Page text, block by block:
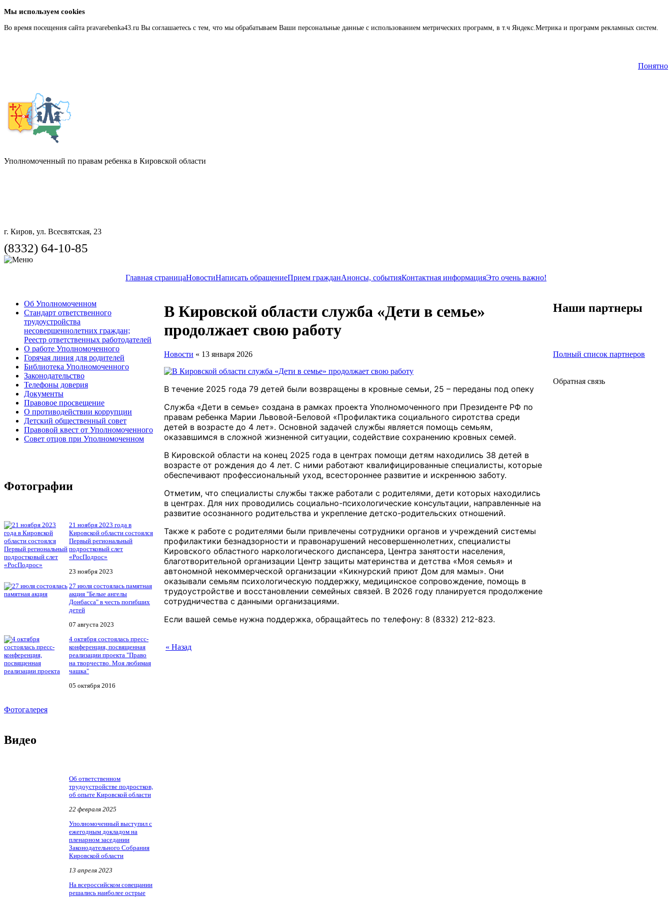
Мы используем cookies
Во время посещения сайта pravarebenka43.ru Вы соглашаетесь с тем, что мы обрабатываем Ваши персональные данные с использованием метрических программ, в т.ч Яндекс.Метрика и программ рекламных систем.
Понятно
Уполномоченный по правам ребенка в Кировской области
г. Киров, ул. Всесвятская, 23
(8332) 64-10-85
Главная страницаНовостиНаписать обращениеПрием гражданАнонсы, событияКонтактная информацияЭто очень важно!
Об Уполномоченном
Стандарт ответственного
трудоустройства
несовершеннолетних граждан;
Реестр ответственных работодателей
О работе Уполномоченного
Горячая линия для родителей
Библиотека Уполномоченного
Законодательство
Телефоны доверия
Документы
Правовое просвещение
О противодействии коррупции
Детский общественный совет
Правовой квест от Уполномоченного
Совет отцов при Уполномоченном
Фотографии
21 ноября 2023 года в
Кировской области состоялся
Первый региональный
подростковый слет
«РосПодрос»
23 ноября 2023
27 июля состоялась памятная
акция "Белые ангелы
Донбасса" в честь погибших
детей
07 августа 2023
4 октября состоялась пресс-
конференция, посвященная
реализации проекта "Право
на творчество. Моя любимая
чашка"
05 октября 2016
Фотогалерея
Видео
Об ответственном
трудоустройстве подростков,
об опыте Кировской области
22 февраля 2025
Уполномоченный выступил с
ежегодным докладом на
пленарном заседании
Законодательного Собрания
Кировской области
13 апреля 2023
На всероссийском совещании
решались наиболее острые
В Кировской области служба «Дети в семье»
продолжает свою работу
Новости « 13 января 2026
В течение 2025 года 79 детей были возвращены в кровные семьи, 25 – переданы под опеку
Служба «Дети в семье» создана в рамках проекта Уполномоченного при Президенте РФ по
правам ребенка Марии Львовой-Беловой «Профилактика социального сиротства среди
детей в возрасте до 4 лет». Основной задачей службы является помощь семьям,
оказавшимся в сложной жизненной ситуации, содействие сохранению кровных семей.
В Кировской области на конец 2025 года в центрах помощи детям находились 38 детей в
возрасте от рождения до 4 лет. С ними работают квалифицированные специалисты, которые
обеспечивают профессиональный уход, всестороннее развитие и искреннюю заботу.
Отметим, что специалисты службы также работали с родителями, дети которых находились
в центрах. Для них проводились социально-психологические консультации, направленные на
развитие осознанного родительства и укрепление детско-родительских отношений.
Также к работе с родителями были привлечены сотрудники органов и учреждений системы
профилактики безнадзорности и правонарушений несовершеннолетних, специалисты
Кировского областного наркологического диспансера, Центра занятости населения,
благотворительной организации Центр защиты материнства и детства «Моя семья» и
автономной некоммерческой организации «Кикнурский приют Дом для мамы». Они
оказывали семьям психологическую поддержку, медицинское сопровождение, помощь в
трудоустройстве и восстановлении семейных связей. В 2026 году планируется продолжение
сотрудничества с данными организациями.
Если вашей семье нужна поддержка, обращайтесь по телефону: 8 (8332) 212-823.
« Назад
Наши партнеры
Полный список партнеров
Обратная связь